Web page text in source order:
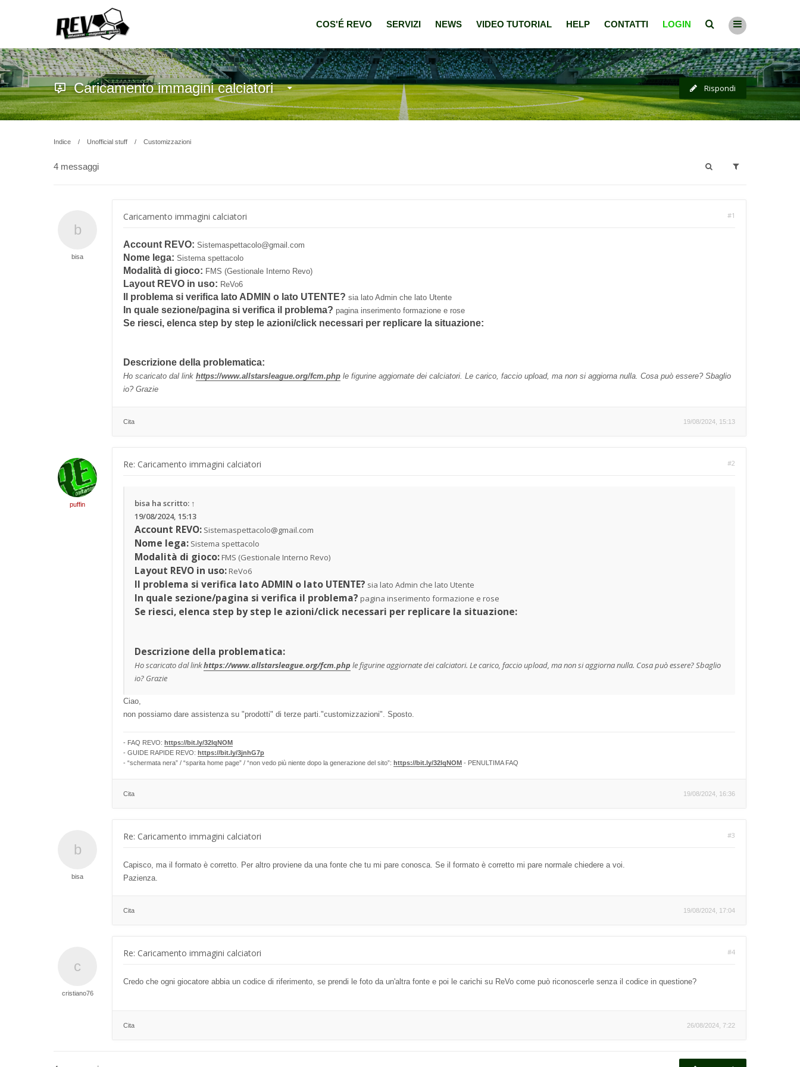
COS'É REVO SERVIZI NEWS VIDEO TUTORIAL HELP CONTATTI LOGIN
Caricamento immagini calciatori Rispondi
Indice Unofficial stuff Customizzazioni
4 messaggi
bisa
Caricamento immagini calciatori #1
Account REVO: Sistemaspettacolo@gmail.com
Nome lega: Sistema spettacolo
Modalità di gioco: FMS (Gestionale Interno Revo)
Layout REVO in uso: ReVo6
Il problema si verifica lato ADMIN o lato UTENTE? sia lato Admin che lato Utente
In quale sezione/pagina si verifica il problema? pagina inserimento formazione e rose
Se riesci, elenca step by step le azioni/click necessari per replicare la situazione:
Descrizione della problematica:
Ho scaricato dal link https://www.allstarsleague.org/fcm.php le figurine aggiornate dei calciatori. Le carico, faccio upload, ma non si aggiorna nulla. Cosa può essere? Sbaglio
io? Grazie
Cita 19/08/2024, 15:13
puffin
Re: Caricamento immagini calciatori #2
bisa ha scritto: ↑
19/08/2024, 15:13
Account REVO: Sistemaspettacolo@gmail.com
Nome lega: Sistema spettacolo
Modalità di gioco: FMS (Gestionale Interno Revo)
Layout REVO in uso: ReVo6
Il problema si verifica lato ADMIN o lato UTENTE? sia lato Admin che lato Utente
In quale sezione/pagina si verifica il problema? pagina inserimento formazione e rose
Se riesci, elenca step by step le azioni/click necessari per replicare la situazione:
Descrizione della problematica:
Ho scaricato dal linkhttps://www.allstarsleague.org/fcm.php le figurine aggiornate dei calciatori. Le carico, faccio upload, ma non si aggiorna nulla. Cosa può essere? Sbaglio
io? Grazie
Ciao,
non possiamo dare assistenza su "prodotti" di terze parti."customizzazioni". Sposto.
- FAQ REVO: https://bit.ly/32lqNOM
- GUIDE RAPIDE REVO: https://bit.ly/3jnhG7p
- “schermata nera” / “sparita home page” / “non vedo più niente dopo la generazione del sito”: https://bit.ly/32lqNOM - PENULTIMA FAQ
Cita 19/08/2024, 16:36
bisa
Re: Caricamento immagini calciatori #3
Capisco, ma il formato è corretto. Per altro proviene da una fonte che tu mi pare conosca. Se il formato è corretto mi pare normale chiedere a voi.
Pazienza.
Cita 19/08/2024, 17:04
cristiano76
Re: Caricamento immagini calciatori #4
Credo che ogni giocatore abbia un codice di riferimento, se prendi le foto da un'altra fonte e poi le carichi su ReVo come può riconoscerle senza il codice in questione?
Cita 26/08/2024, 7:22